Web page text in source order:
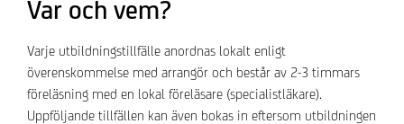
Var och vem?
Varje utbildningstillfälle anordnas lokalt enligt
överenskommelse med arrangör och består av 2-3 timmars
föreläsning med en lokal föreläsare (specialistläkare).
Uppföljande tillfällen kan även bokas in eftersom utbildningen